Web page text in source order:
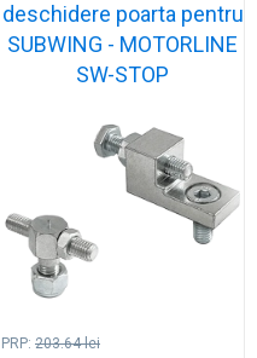
deschidere poarta pentru
SUBWING - MOTORLINE
SW-STOP
PRP: 203.64lei